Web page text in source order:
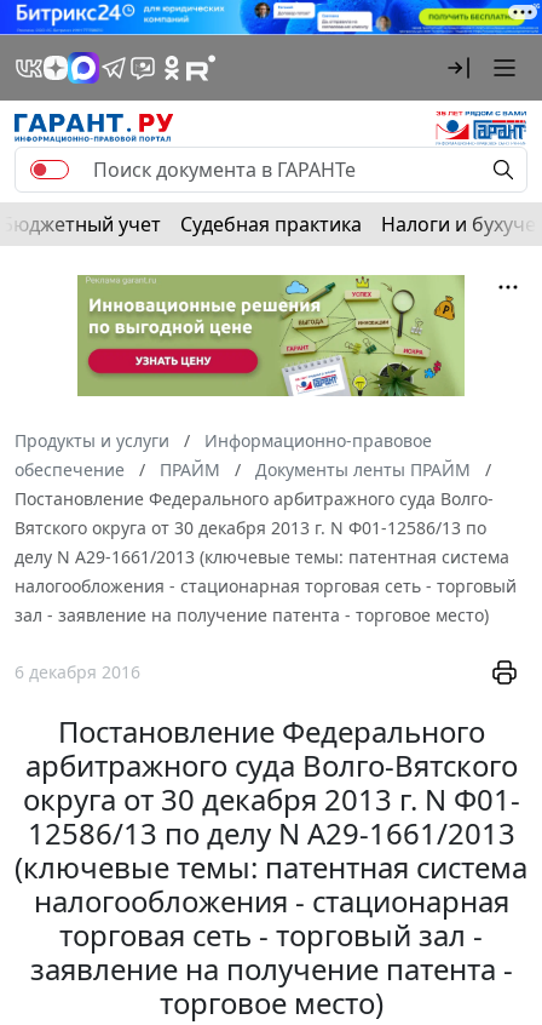
Бюджетный учет Судебная практика Налоги и
Продукты и услуги
Информационно-правовое
обеспечение
ПРАЙМ
Документы ленты ПРАЙМ
Постановление Федерального арбитражного суда Волго-
Вятского округа от 30 декабря 2013 г. N Ф01-12586/13 по
делу N А29-1661/2013 (ключевые темы: патентная система
налогообложения - стационарная торговая сеть - торговый
зал - заявление на получение патента - торговое место)
6 декабря 2016
Постановление Федерального
арбитражного суда Волго-Вятского
округа от 30 декабря 2013 г. N Ф01-
12586/13 по делу N А29-1661/2013
(ключевые темы: патентная система
налогообложения - стационарная
торговая сеть - торговый зал -
заявление на получение патента -
торговое место)